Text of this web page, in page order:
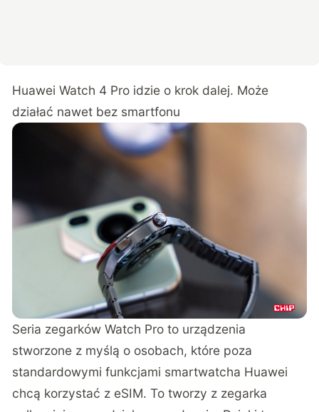
Huawei Watch 4 Pro idzie o krok dalej. Może
działać nawet bez smartfonu
Seria zegarków Watch Pro to urządzenia
stworzone z myślą o osobach, które poza
standardowymi funkcjami smartwatcha Huawei
chcą korzystać z eSIM. To tworzy z zegarka